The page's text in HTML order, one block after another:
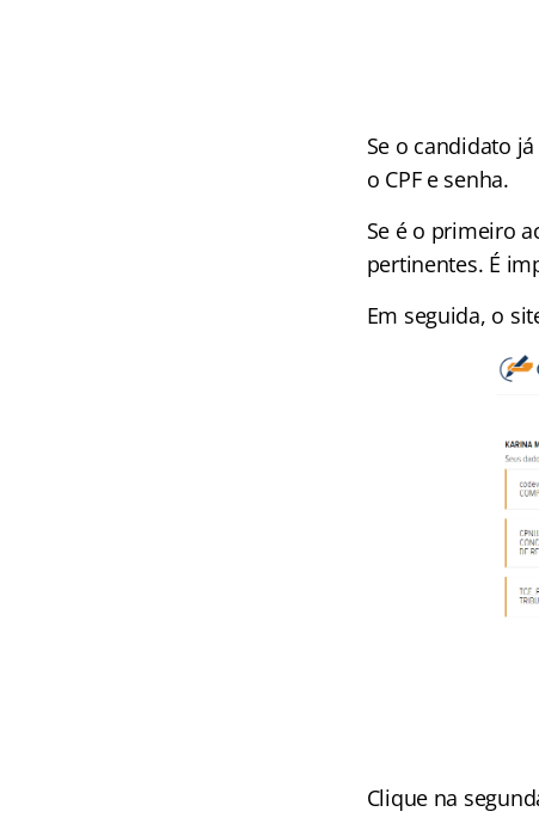
Se o candidato
o CPF e senha.
Se é o primeiro
pertinentes. É
Em seguida, o
Clique na